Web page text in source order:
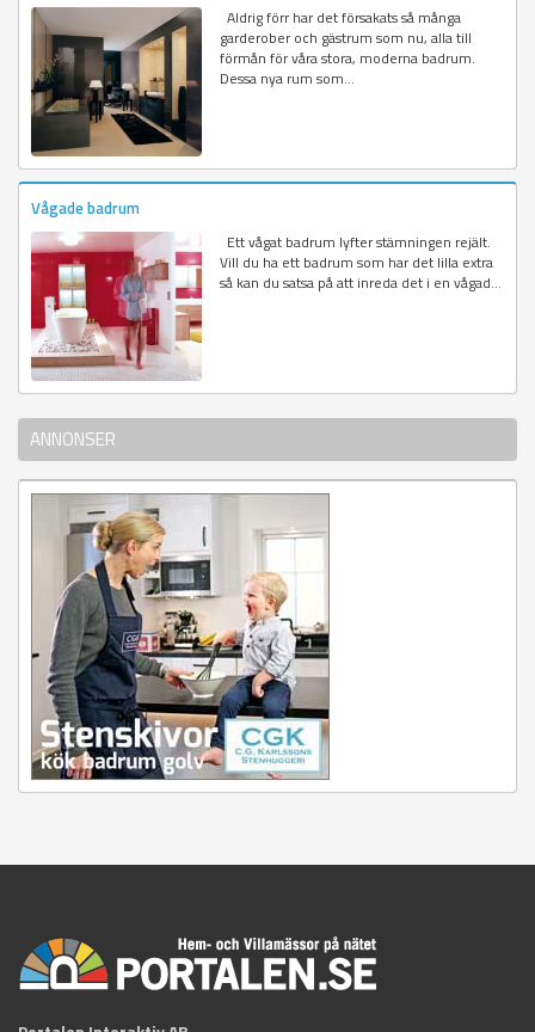
Aldrig förr har det försakats så många
garderober och gästrum som nu, alla till
förmån för våra stora, moderna badrum.
Dessa nya rum som...
Vågade badrum
Ett vågat badrum lyfter stämningen rejält.
Vill du ha ett badrum som har det lilla extra
så kan du satsa på att inreda det i en vågad...
ANNONSER